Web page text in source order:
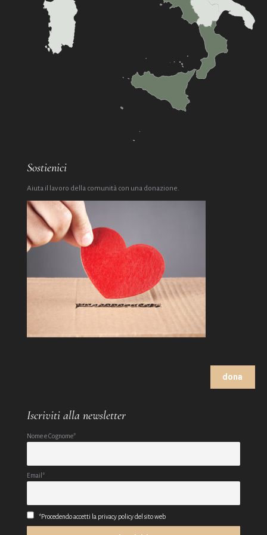
Sostienici
Aiuta il lavoro della comunità con una donazione.
dona
Iscriviti alla newsletter
Nome e Cognome*
Email*
*Procedendo accetti la privacy policy del sito web